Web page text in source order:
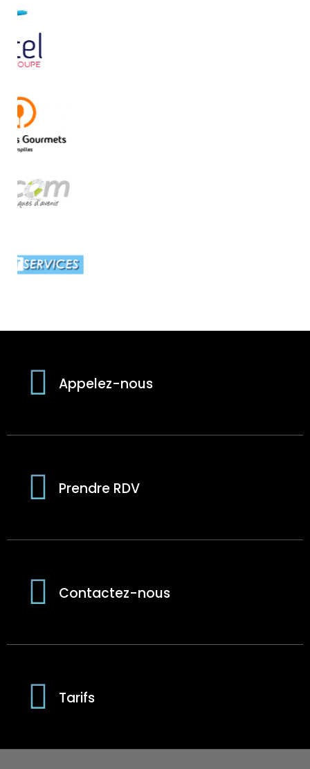
Appelez-nous
Prendre RDV
Contactez-nous
Tarifs